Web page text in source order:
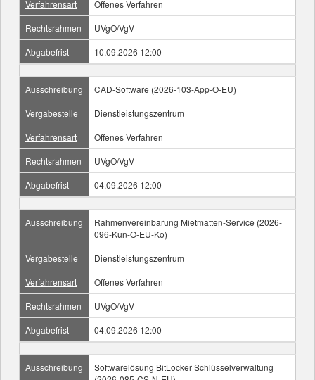
Verfahrensart
Offenes Verfahren
Rechtsrahmen
UVgO/VgV
Abgabefrist
10.09.2026 12:00
Ausschreibung
CAD-Software (2026-103-App-O-EU)
Vergabestelle
Dienstleistungszentrum
Verfahrensart
Offenes Verfahren
Rechtsrahmen
UVgO/VgV
Abgabefrist
04.09.2026 12:00
Ausschreibung
Rahmenvereinbarung Mietmatten-Service (2026-
096-Kun-O-EU-Ko)
Vergabestelle
Dienstleistungszentrum
Verfahrensart
Offenes Verfahren
Rechtsrahmen
UVgO/VgV
Abgabefrist
04.09.2026 12:00
Ausschreibung
Softwarelösung BitLocker Schlüsselverwaltung